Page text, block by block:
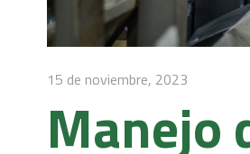
15 de noviembre, 2023
Manejo